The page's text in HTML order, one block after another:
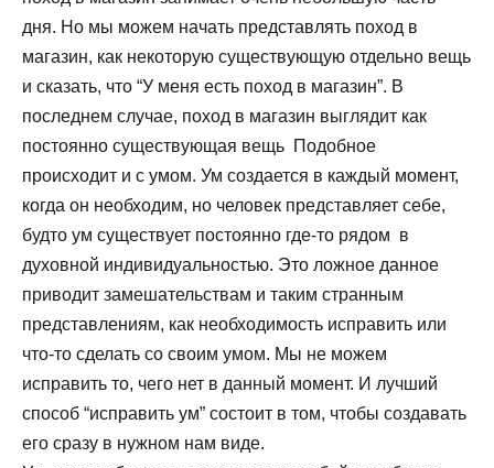
дня. Но мы можем начать представлять поход в
магазин, как некоторую существующую отдельно вещь
и сказать, что “У меня есть поход в магазин”. В
последнем случае, поход в магазин выглядит как
постоянно существующая вещь Подобное
происходит и с умом. Ум создается в каждый момент,
когда он необходим, но человек представляет себе,
будто ум существует постоянно где-то рядом в
духовной индивидуальностью. Это ложное данное
приводит замешательствам и таким странным
представлениям, как необходимость исправить или
что-то сделать со своим умом. Мы не можем
исправить то, чего нет в данный момент. И лучший
способ “исправить ум” состоит в том, чтобы создавать
его сразу в нужном нам виде.